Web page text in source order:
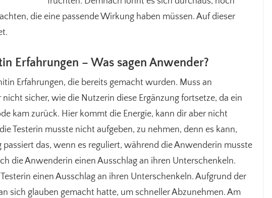
die eine passende Wirkung haben müssen. Auf dieser
Erfahrungen – Was sagen Anwender?
Erfahrungen, die bereits gemacht wurden. Muss an
sicher, wie die Nutzerin diese Ergänzung fortsetze, da ein
kam zurück. Hier kommt die Energie, kann dir aber nicht
Testerin musste nicht aufgeben, zu nehmen, denn es kann,
das, wenn es reguliert, während die Anwenderin musste
die Anwenderin einen Ausschlag an ihren Unterschenkeln.
einen Ausschlag an ihren Unterschenkeln. Aufgrund der
sich glauben gemacht hatte, um schneller Abzunehmen. Am